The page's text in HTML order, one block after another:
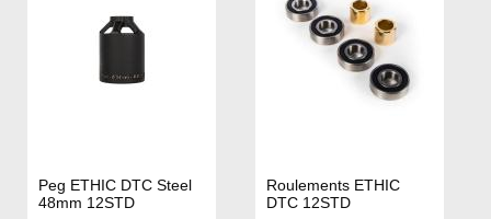
D’ENVIE D’ENVIE
Peg ETHIC DTC Steel
48mm 12STD
Roulements ETHIC
DTC 12STD